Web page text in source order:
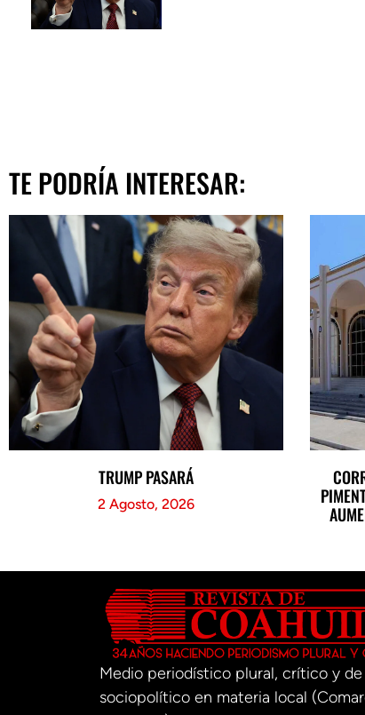
TE PODRÍA INTERESAR:
TRUMP PASARÁ
2 Agosto, 2026
Medio periodístico plural, crítico y de
sociopolítico en materia local